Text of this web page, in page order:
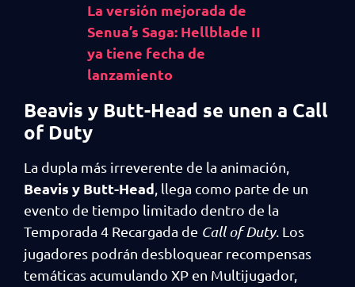
La versión mejorada de
Senua’s Saga: Hellblade II
ya tiene fecha de
lanzamiento
Beavis y Butt-Head se unen a Call
of Duty
La dupla más irreverente de la animación,
Beavis y Butt-Head , llega como parte de un
evento de tiempo limitado dentro de la
Temporada 4 Recargada de Call of Duty. Los
jugadores podrán desbloquear recompensas
temáticas acumulando XP en Multijugador,